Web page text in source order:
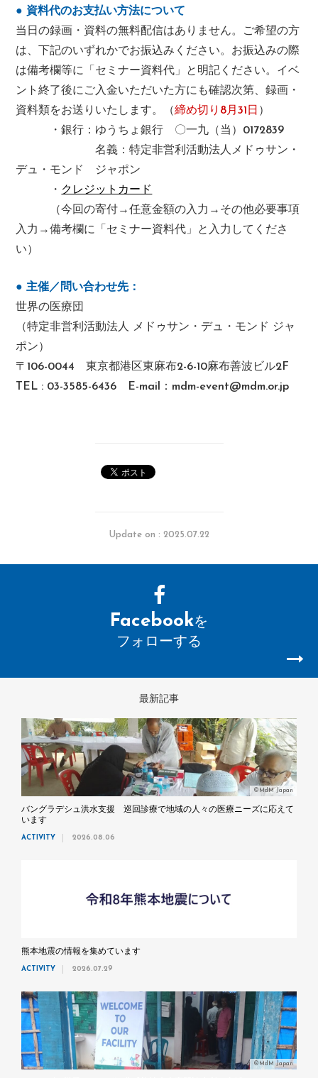
● 資料代のお支払い方法について
当日の録画・資料の無料配信はありません。ご希望の方
は、下記のいずれかでお振込みください。お振込みの際
は備考欄等に「セミナー資料代」と明記ください。イベ
ント終了後にご入金いただいた方にも確認次第、録画・
資料類をお送りいたします。（締め切り8月31日 ）
・銀行：ゆうちょ銀行 〇一九（当）0172839
名義：特定非営利活動法人メドゥサン・
デュ・モンド ジャポン
・ クレジットカード
（今回の寄付→任意金額の入力→その他必要事項
入力→備考欄に「セミナー資料代」と入力してくださ
い）
● 主催／問い合わせ先：
世界の医療団
（特定非営利活動法人 メドゥサン・デュ・モンド ジャ
ポン）
〒106-0044 東京都港区東麻布2-6-10麻布善波ビル2F
TEL : 03-3585-6436 E-mail：mdm-event@mdm.or.jp
Update on : 2025.07.22
Facebookを
フォローする
最新記事
©MdM Japan
バングラデシュ洪水支援 巡回診療で地域の人々の医療ニーズに応えて
います
ACTIVITY 2026.08.06
熊本地震の情報を集めています
ACTIVITY 2026.07.29
©MdM Japan